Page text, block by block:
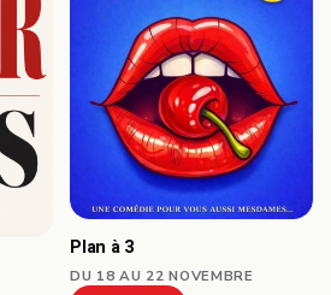
Plan à 3
DU 18 AU 22 NOVEMBRE